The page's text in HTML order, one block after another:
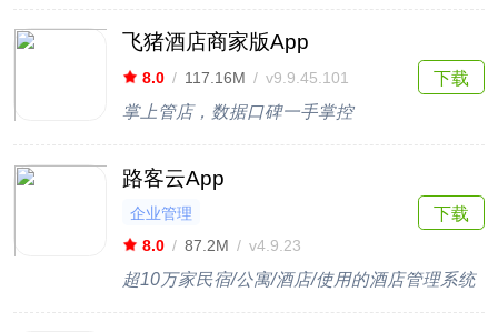
飞猪酒店商家版App
8.0 / 117.16M / v9.9.45.101
掌上管店，数据口碑一手掌控
下载
路客云App
企业管理
8.0 / 87.2M / v4.9.23
超10万家民宿/公寓/酒店/使用的酒店管理系统
下载